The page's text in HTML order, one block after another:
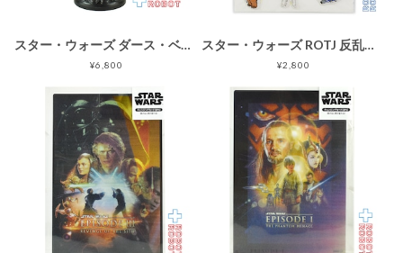
スター・ウォーズ ダース・ベイダー シャンプーボトル 紙タグ付
¥6,800
スター・ウォーズ ROTJ 反乱軍 3Dモコモコ シール 未開封
¥2,800